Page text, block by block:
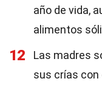
año de vida,
alimentos
12
Las madres
sus crías con